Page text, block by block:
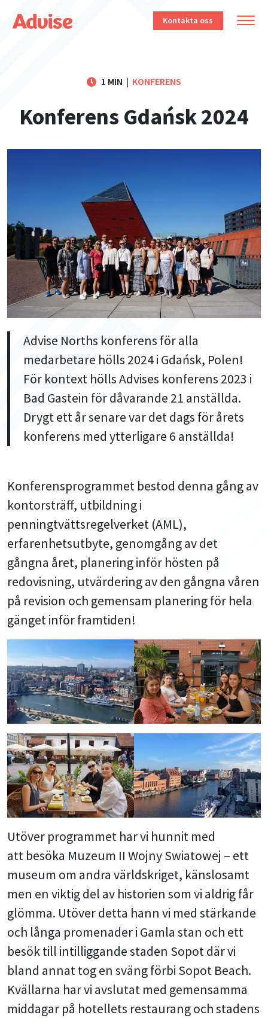
Kontakta oss
1 MIN | KONFERENS
Konferens Gdańsk 2024
Advise Norths konferens för alla
medarbetare hölls 2024 i Gdańsk, Polen!
För kontext hölls Advises konferens 2023 i
Bad Gastein för dåvarande 21 anställda.
Drygt ett år senare var det dags för årets
konferens med ytterligare 6 anställda!
Konferensprogrammet bestod denna gång av
kontorsträff, utbildning i
penningtvättsregelverket (AML),
erfarenhetsutbyte, genomgång av det
gångna året, planering inför hösten på
redovisning, utvärdering av den gångna våren
på revision och gemensam planering för hela
gänget inför framtiden!
Utöver programmet har vi hunnit med
att besöka Muzeum II Wojny Swiatowej – ett
museum om andra världskriget, känslosamt
men en viktig del av historien som vi aldrig får
glömma. Utöver detta hann vi med stärkande
och långa promenader i Gamla stan och ett
besök till intilliggande staden Sopot där vi
bland annat tog en sväng förbi Sopot Beach.
Kvällarna har vi avslutat med gemensamma
middagar på hotellets restaurang och stadens